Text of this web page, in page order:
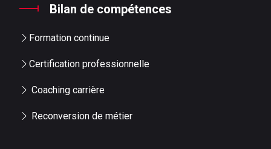
Bilan de compétences
Formation continue
Certification professionnelle
Coaching carrière
Reconversion de métier